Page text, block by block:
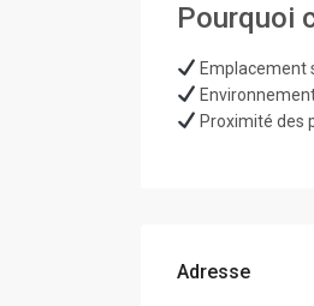
Pourquoi
Emplacement
Proximité des
Adresse